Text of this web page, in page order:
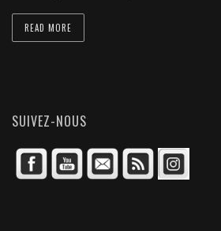
READ MORE
SUIVEZ-NOUS